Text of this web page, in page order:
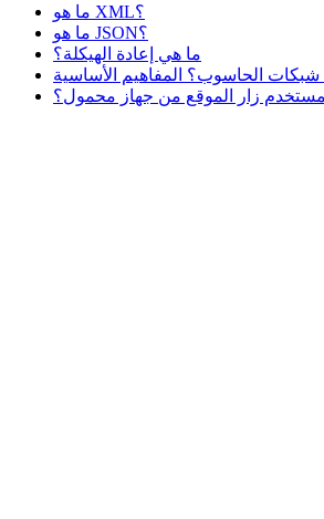
ما هو XML؟
ما هو JSON؟
ما هي إعادة الهيكلة؟
زار الموقع من جهاز محمول؟